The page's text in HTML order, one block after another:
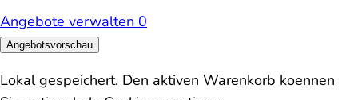
Angebote verwalten 0
Angebotsvorschau
Lokal gespeichert. Den aktiven Warenkorb koennen